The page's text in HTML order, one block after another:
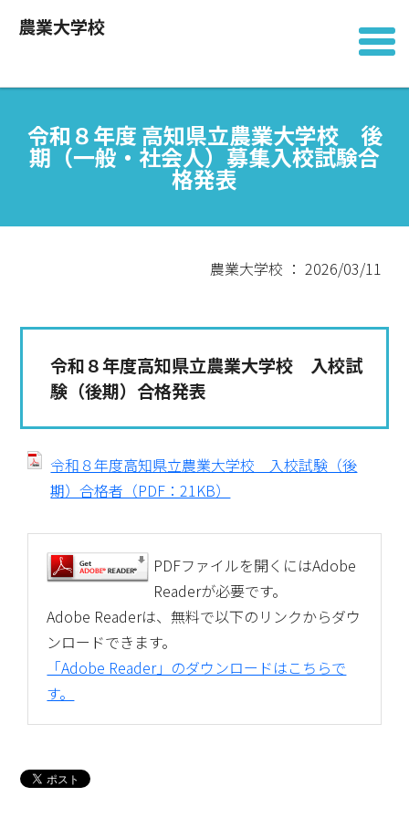
農業大学校
令和８年度 高知県立農業大学校 後
期（一般・社会人）募集入校試験合
格発表
農業大学校 ： 2026/03/11
令和８年度高知県立農業大学校 入校試
験（後期）合格発表
令和８年度高知県立農業大学校 入校試験（後
期）合格者（PDF：21KB）
PDFファイルを開くにはAdobe
Readerが必要です。
Adobe Readerは、無料で以下のリンクからダウ
ンロードできます。
「Adobe Reader」のダウンロードはこちらで
す。